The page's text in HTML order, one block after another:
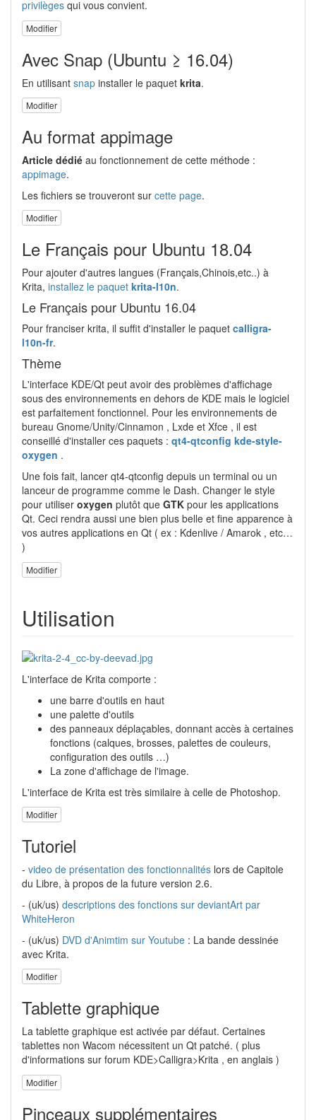
privilèges qui vous convient.
Modifier
Avec Snap (Ubuntu ≥ 16.04)
En utilisant snap installer le paquet krita.
Modifier
Au format appimage
Article dédié au fonctionnement de cette méthode :
appimage.
Les fichiers se trouveront sur cette page.
Modifier
Le Français pour Ubuntu 18.04
Pour ajouter d'autres langues (Français,Chinois,etc..) à
Krita, installez le paquet krita-l10n.
Le Français pour Ubuntu 16.04
Pour franciser krita, il suffit d'installer le paquet calligra-
l10n-fr.
Thème
L'interface KDE/Qt peut avoir des problèmes d'affichage
sous des environnements en dehors de KDE mais le logiciel
est parfaitement fonctionnel. Pour les environnements de
bureau Gnome/Unity/Cinnamon , Lxde et Xfce , il est
conseillé d'installer ces paquets : qt4-qtconfig kde-style-
oxygen .
Une fois fait, lancer qt4-qtconfig depuis un terminal ou un
lanceur de programme comme le Dash. Changer le style
pour utiliser oxygen plutôt que GTK pour les applications
Qt. Ceci rendra aussi une bien plus belle et fine apparence à
vos autres applications en Qt ( ex : Kdenlive / Amarok , etc…
)
Modifier
Utilisation
L'interface de Krita comporte :
une barre d'outils en haut
une palette d'outils
des panneaux déplaçables, donnant accès à certaines
fonctions (calques, brosses, palettes de couleurs,
configuration des outils …)
La zone d'affichage de l'image.
L'interface de Krita est très similaire à celle de Photoshop.
Modifier
Tutoriel
- video de présentation des fonctionnalités lors de Capitole
du Libre, à propos de la future version 2.6.
- (uk/us) descriptions des fonctions sur deviantArt par
WhiteHeron
- (uk/us) DVD d'Animtim sur Youtube : La bande dessinée
avec Krita.
Modifier
Tablette graphique
La tablette graphique est activée par défaut. Certaines
tablettes non Wacom nécessitent un Qt patché. ( plus
d'informations sur forum KDE>Calligra>Krita , en anglais )
Modifier
Pinceaux supplémentaires